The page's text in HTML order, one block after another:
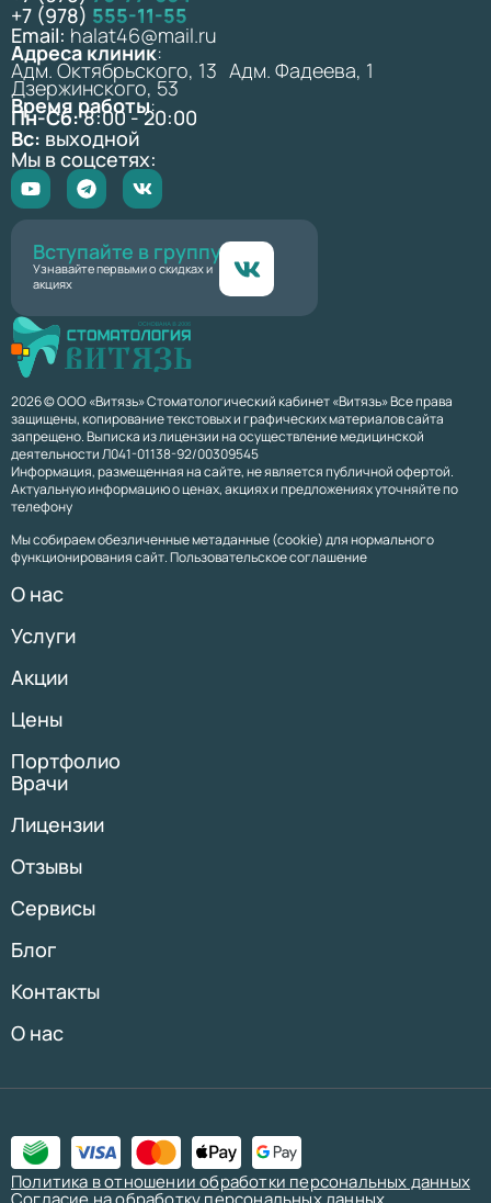
2026 © ООО «Витязь» Стоматологический кабинет «Витязь» Все права
защищены, копирование текстовых и графических материалов сайта
запрещено. Выписка из лицензии на осуществление медицинской
деятельности Л041-01138-92/00309545
Информация, размещенная на сайте, не является публичной офертой.
Актуальную информацию о ценах, акциях и предложениях уточняйте по
телефону
Мы собираем обезличенные метаданные (cookie) для нормального
функционирования сайт. Пользовательское соглашение
О нас
Услуги
Акции
Цены
Портфолио
Врачи
Лицензии
Отзывы
Сервисы
Блог
Контакты
О нас
+7 (978) 555-11-55
Email: halat46@mail.ru
Адреса клиник:
Адм. Октябрьского, 13 Адм. Фадеева, 1
Дзержинского, 53
Время работы:
Пн-Сб:8:00 - 20:00
Вс: выходной
Мы в соцсетях:
Вступайте в группу
Узнавайте первыми о скидках и
акциях
Политика в отношении обработки персональных данных